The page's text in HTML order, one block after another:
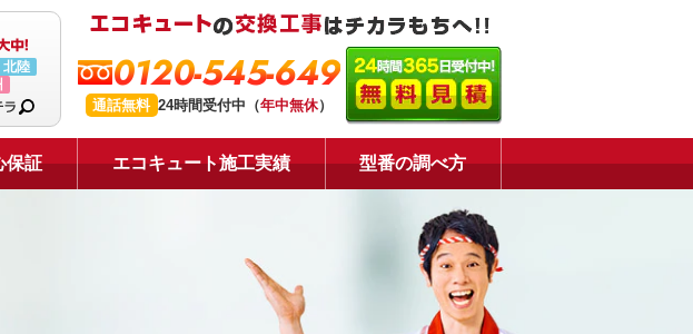
北陸
0120-545-649
通話無料 24時間受付中（年中無休）
保証 エコキュート施工実績 型番の調べ方